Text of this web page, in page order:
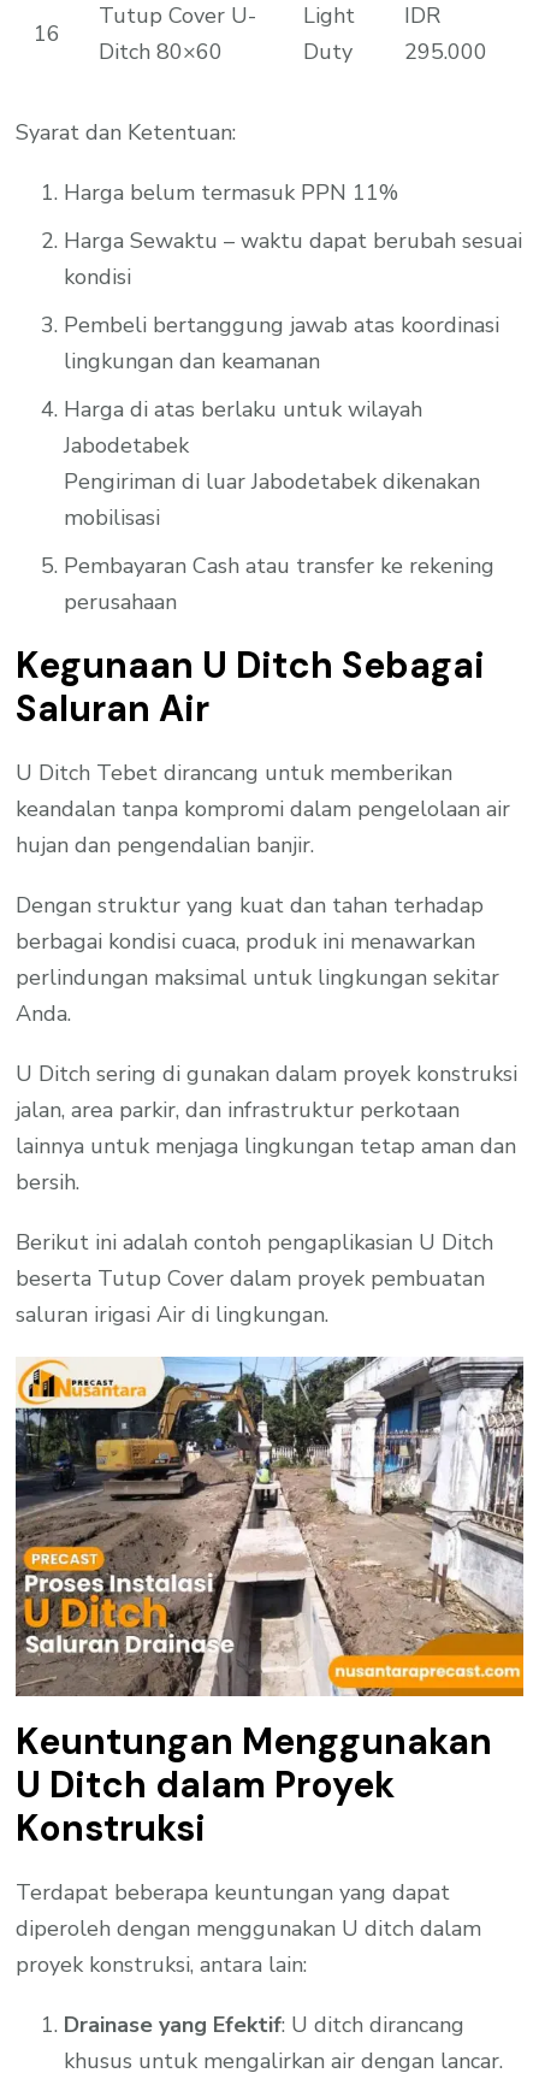
16
Tutup Cover U-
Ditch 80×60
Light
Duty
IDR
295.000
Syarat dan Ketentuan:
Harga belum termasuk PPN 11%
Harga Sewaktu – waktu dapat berubah sesuai
kondisi
Pembeli bertanggung jawab atas koordinasi
lingkungan dan keamanan
Harga di atas berlaku untuk wilayah
Jabodetabek
Pengiriman di luar Jabodetabek dikenakan
mobilisasi
Pembayaran Cash atau transfer ke rekening
perusahaan
Kegunaan U Ditch Sebagai
Saluran Air
U Ditch Tebet dirancang untuk memberikan
keandalan tanpa kompromi dalam pengelolaan air
hujan dan pengendalian banjir.
Dengan struktur yang kuat dan tahan terhadap
berbagai kondisi cuaca, produk ini menawarkan
perlindungan maksimal untuk lingkungan sekitar
Anda.
U Ditch sering di gunakan dalam proyek konstruksi
jalan, area parkir, dan infrastruktur perkotaan
lainnya untuk menjaga lingkungan tetap aman dan
bersih.
Berikut ini adalah contoh pengaplikasian U Ditch
beserta Tutup Cover dalam proyek pembuatan
saluran irigasi Air di lingkungan.
Keuntungan Menggunakan
U Ditch dalam Proyek
Konstruksi
Terdapat beberapa keuntungan yang dapat
diperoleh dengan menggunakan U ditch dalam
proyek konstruksi, antara lain:
Drainase yang Efektif: U ditch dirancang
khusus untuk mengalirkan air dengan lancar.